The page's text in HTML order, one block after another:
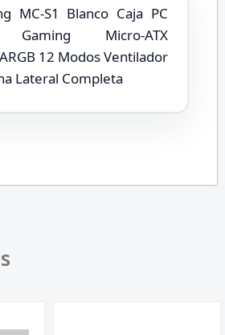
MC-S1 Blanco Caja PC
Gaming Micro-ATX
12 Modos Ventilador
Lateral Completa